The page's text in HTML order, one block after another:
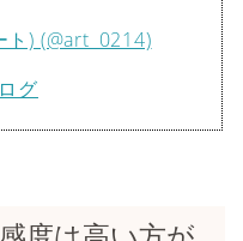
) (@art_0214)
グ